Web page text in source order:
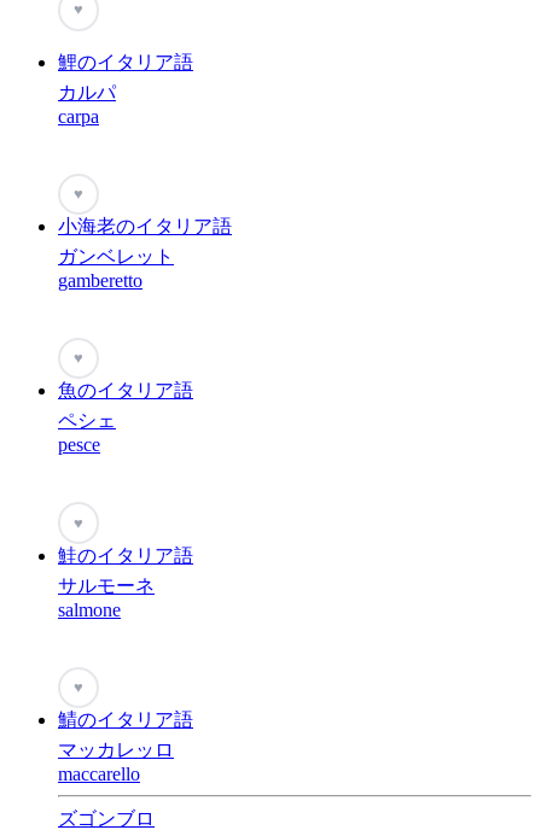
♥
鯉のイタリア語
カルパ
carpa
♥
小海老のイタリア語
ガンベレット
gamberetto
♥
魚のイタリア語
ペシェ
pesce
♥
鮭のイタリア語
サルモーネ
salmone
♥
鯖のイタリア語
マッカレッロ
maccarello
ズゴンブロ